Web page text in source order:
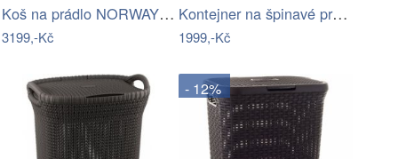
Koš na prádlo NORWAY - kontejner, WENKO
3199,-Kč
Kontejner na špinavé prádlo TRIVO GREY …
1999,-Kč
- 12%